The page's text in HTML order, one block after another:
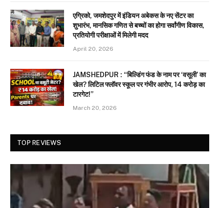
एग्रिको, जमशेदपुर में इंडियन अबेकस के नए सेंटर का
शुभारंभ, मानसिक गणित से बच्चों का होगा सर्वांगीण विकास,
प्रतियोगी परीक्षाओं में मिलेगी मदद
April 20, 2026
JAMSHEDPUR : “बिल्डिंग फंड के नाम पर ‘वसूली’ का
खेल? लिटिल फ्लॉवर स्कूल पर गंभीर आरोप, 14 करोड़ का
टारगेट!”
March 20, 2026
TOP REVIEWS